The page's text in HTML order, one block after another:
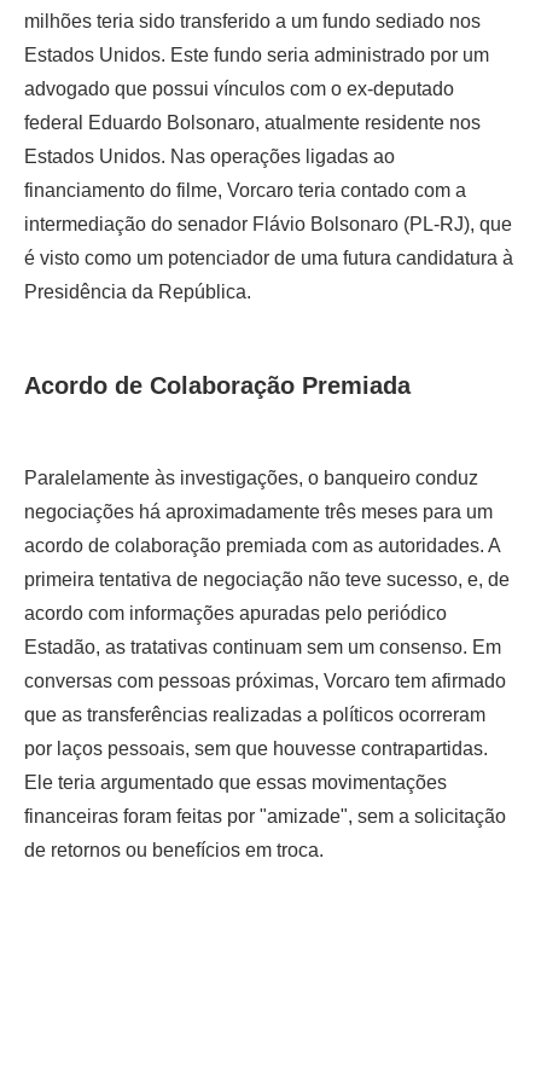
milhões teria sido transferido a um fundo sediado nos
Estados Unidos. Este fundo seria administrado por um
advogado que possui vínculos com o ex-deputado
federal Eduardo Bolsonaro, atualmente residente nos
Estados Unidos. Nas operações ligadas ao
financiamento do filme, Vorcaro teria contado com a
intermediação do senador Flávio Bolsonaro (PL-RJ), que
é visto como um potenciador de uma futura candidatura à
Presidência da República.
Acordo de Colaboração Premiada
Paralelamente às investigações, o banqueiro conduz
negociações há aproximadamente três meses para um
acordo de colaboração premiada com as autoridades. A
primeira tentativa de negociação não teve sucesso, e, de
acordo com informações apuradas pelo periódico
Estadão, as tratativas continuam sem um consenso. Em
conversas com pessoas próximas, Vorcaro tem afirmado
que as transferências realizadas a políticos ocorreram
por laços pessoais, sem que houvesse contrapartidas.
Ele teria argumentado que essas movimentações
financeiras foram feitas por "amizade", sem a solicitação
de retornos ou benefícios em troca.